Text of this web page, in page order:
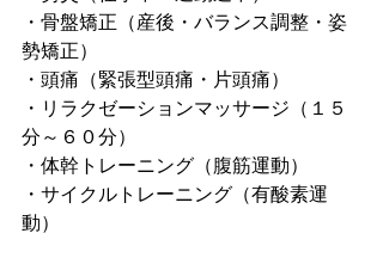
・骨盤矯正（産後・バランス調整・姿
勢矯正）
・頭痛（緊張型頭痛・片頭痛）
・リラクゼーションマッサージ（１５
分～６０分）
・体幹トレーニング（腹筋運動）
・サイクルトレーニング（有酸素運
動）